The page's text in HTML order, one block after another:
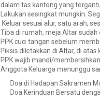
dalam tas kantong yang
Lakukan sesingkat mungkin .
Keluar sesuai alur, satu arah,
Tiba di rumah, meja Altar sudah
PPKcuci tangan sebelum
Piksis diletakkan di Altar, di atas
PPK wajib mandi/
Anggota Keluarga menunggu
Doa di Hadapan Sakramen
Doa Kerinduan Bersatu